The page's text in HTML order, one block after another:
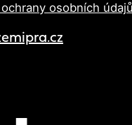
osobních údajů